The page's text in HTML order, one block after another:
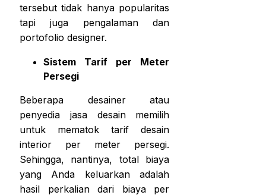
tersebut tidak hanya popularitas
tapi juga pengalaman dan
portofolio designer.
Sistem Tarif per Meter
Persegi
Beberapa desainer atau
penyedia jasa desain memilih
untuk mematok tarif desain
interior per meter persegi.
Sehingga, nantinya, total biaya
yang Anda keluarkan adalah
hasil perkalian dari biaya per